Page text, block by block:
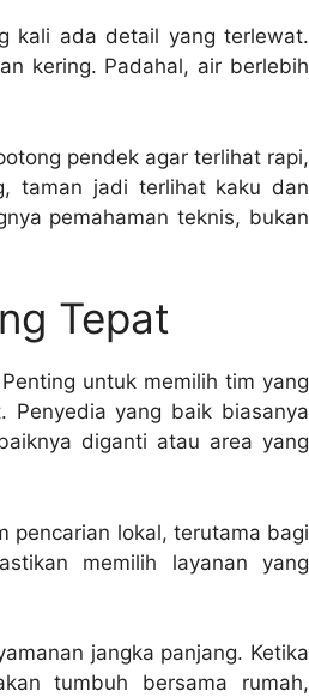
kali ada detail yang terlewat.
kering. Padahal, air berlebih
pendek agar terlihat rapi,
taman jadi terlihat kaku dan
pemahaman teknis, bukan
Tepat
untuk memilih tim yang
Penyedia yang baik biasanya
diganti atau area yang
pencarian lokal, terutama bagi
memilih layanan yang
jangka panjang. Ketika
tumbuh bersama rumah,